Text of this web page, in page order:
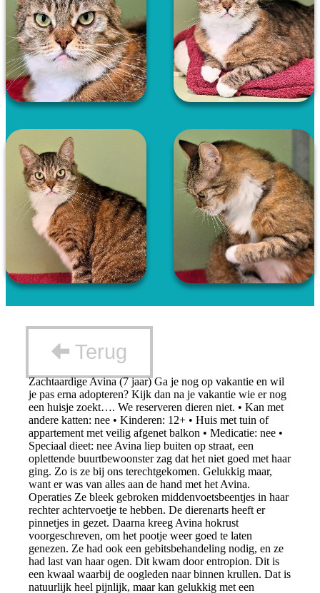
Terug
Zachtaardige Avina (7 jaar) Ga je nog op vakantie en wil
je pas erna adopteren? Kijk dan na je vakantie wie er nog
een huisje zoekt…. We reserveren dieren niet. • Kan met
andere katten: nee • Kinderen: 12+ • Huis met tuin of
appartement met veilig afgenet balkon • Medicatie: nee •
Speciaal dieet: nee Avina liep buiten op straat, een
oplettende buurtbewoonster zag dat het niet goed met haar
ging. Zo is ze bij ons terechtgekomen. Gelukkig maar,
want er was van alles aan de hand met het Avina.
Operaties Ze bleek gebroken middenvoetsbeentjes in haar
rechter achtervoetje te hebben. De dierenarts heeft er
pinnetjes in gezet. Daarna kreeg Avina hokrust
voorgeschreven, om het pootje weer goed te laten
genezen. Ze had ook een gebitsbehandeling nodig, en ze
had last van haar ogen. Dit kwam door entropion. Dit is
een kwaal waarbij de oogleden naar binnen krullen. Dat is
natuurlijk heel pijnlijk, maar kan gelukkig met een